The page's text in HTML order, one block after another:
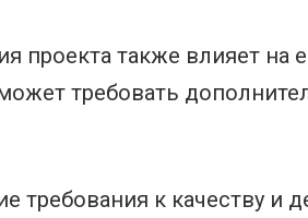
проекта также влияет на
требовать
требования к качеству и